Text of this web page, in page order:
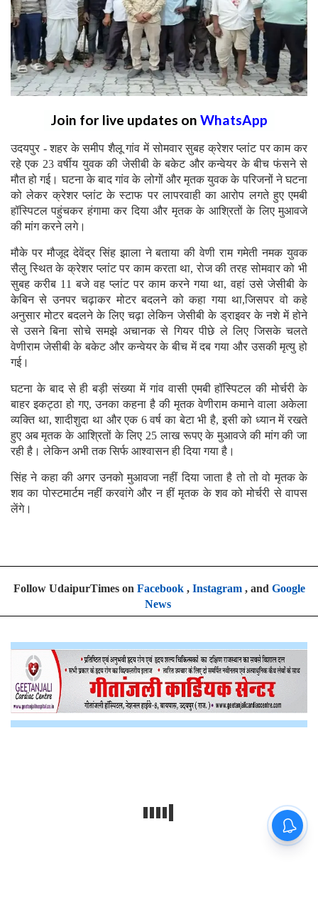
Join for live updates on WhatsApp
उदयपुर - शहर के समीप शैलू गांव में सोमवार सुबह क्रेशर प्लांट पर काम कर
रहे एक 23 वर्षीय युवक की जेसीबी के बकेट और कन्वेयर के बीच फंसने से
मौत हो गई। घटना के बाद गांव के लोगों और मृतक युवक के परिजनों ने घटना
को लेकर क्रेशर प्लांट के स्टाफ पर लापरवाही का आरोप लगते हुए एमबी
हॉस्पिटल पहुंचकर हंगामा कर दिया और मृतक के आश्रितों के लिए मुआवजे
की मांग करने लगे।
मौके पर मौजूद देवेंद्र सिंह झाला ने बताया की वेणी राम गमेती नमक युवक
सैलु स्थित के क्रेशर प्लांट पर काम करता था, रोज की तरह सोमवार को भी
सुबह करीब 11 बजे वह प्लांट पर काम करने गया था, वहां उसे जेसीबी के
केबिन से उनपर चढ़ाकर मोटर बदलने को कहा गया था,जिसपर वो कहे
अनुसार मोटर बदलने के लिए चढ़ा लेकिन जेसीबी के ड्राइवर के नशे में होने
से उसने बिना सोचे समझे अचानक से गियर पीछे ले लिए जिसके चलते
वेणीराम जेसीबी के बकेट और कन्वेयर के बीच में दब गया और उसकी मृत्यु हो
गई।
घटना के बाद से ही बड़ी संख्या में गांव वासी एमबी हॉस्पिटल की मोर्चरी के
बाहर इकट्ठा हो गए, उनका कहना है की मृतक वेणीराम कमाने वाला अकेला
व्यक्ति था, शादीशुदा था और एक 6 वर्ष का बेटा भी है, इसी को ध्यान में रखते
हुए अब मृतक के आश्रितों के लिए 25 लाख रूपए के मुआवजे की मांग की जा
रही है। लेकिन अभी तक सिर्फ आश्वासन ही दिया गया है।
सिंह ने कहा की अगर उनको मुआवजा नहीं दिया जाता है तो तो वो मृतक के
शव का पोस्टमार्टम नहीं करवांगे और न हीं मृतक के शव को मोर्चरी से वापस
लेंगे।
Follow UdaipurTimes on Facebook, Instagram, and Google
News